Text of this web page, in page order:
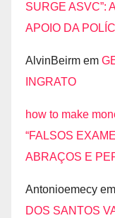
SURGE ASVC”:
APOIO DA
AlvinBeirm em
INGRATO
how to make
“FALSOS
ABRAÇOS E
Antonioemecy em
DOS SANTOS